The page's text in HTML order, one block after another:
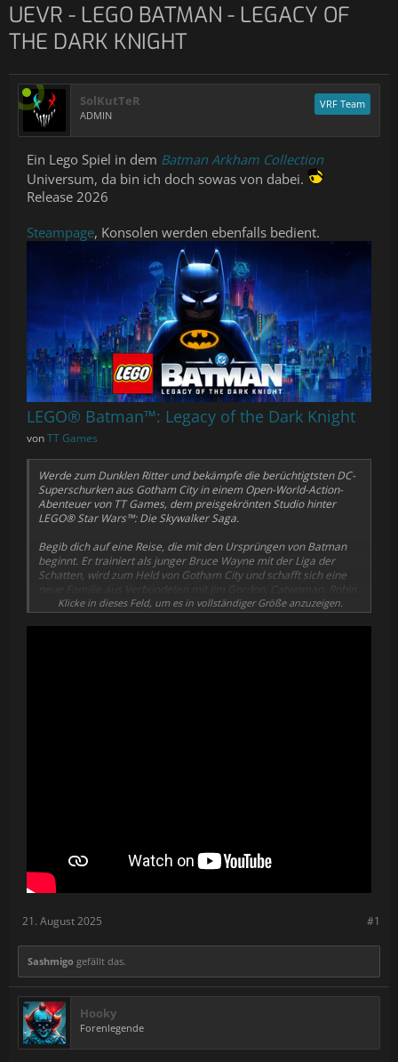
UEVR - LEGO BATMAN - LEGACY OF
THE DARK KNIGHT
SolKutTeR
ADMIN
VRF Team
Ein Lego Spiel in dem Batman Arkham Collection
Universum, da bin ich doch sowas von dabei.
Release 2026
Steampage, Konsolen werden ebenfalls bedient.
LEGO® Batman™: Legacy of the Dark Knight
vonTT Games
Werde zum Dunklen Ritter und bekämpfe die berüchtigtsten DC-
Superschurken aus Gotham City in einem Open-World-Action-
Abenteuer von TT Games, dem preisgekrönten Studio hinter
LEGO® Star Wars™: Die Skywalker Saga.
Begib dich auf eine Reise, die mit den Ursprüngen von Batman
beginnt. Er trainiert als junger Bruce Wayne mit der Liga der
Schatten, wird zum Held von Gotham City und schafft sich eine
neue Familie aus Verbündeten mit Jim Gordon, Catwoman, Robin,
Nightwing und Batgirl. Stelle dich der wachsenden Bedrohung
von Batmans Schurkengalerie: Joker, Pinguin, Mr. Freeze, Poison
Klicke in dieses Feld, um es in vollständiger Größe anzuzeigen.
#1
21. August 2025
Sashmigo gefällt das.
Hooky
Forenlegende